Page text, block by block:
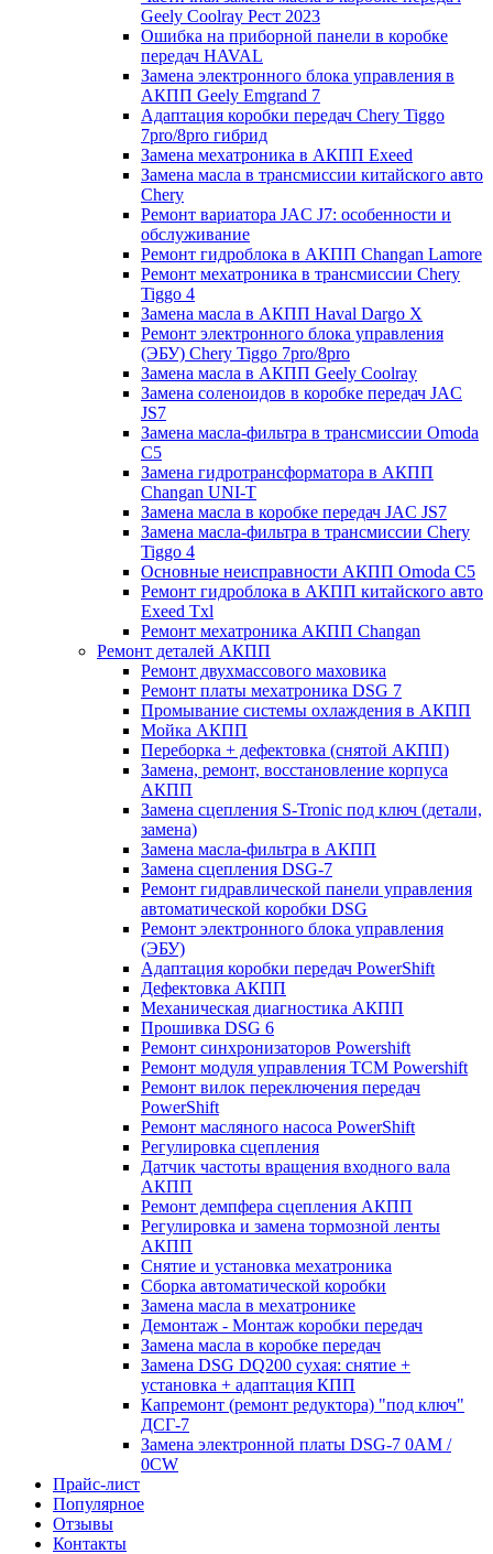
Geely Coolray Pест 2023
Ошибка на приборной панели в коробке
передач HAVAL
Замена электронного блока управления в
АКПП Geely Emgrand 7
Адаптация коробки передач Chery Tiggo
7pro/8pro гибрид
Замена мехатроника в АКПП Exeed
Замена масла в трансмиссии китайского авто
Chery
Ремонт вариатора JAC J7: особенности и
обслуживание
Ремонт гидроблока в АКПП Changan Lamore
Ремонт мехатроника в трансмиссии Chery
Tiggo 4
Замена масла в АКПП Haval Dargo X
Ремонт электронного блока управления
(ЭБУ) Chery Tiggo 7pro/8pro
Замена масла в АКПП Geely Coolray
Замена соленоидов в коробке передач JAC
JS7
Замена масла-фильтра в трансмиссии Omoda
C5
Замена гидротрансформатора в АКПП
Changan UNI-T
Замена масла в коробке передач JAC JS7
Замена масла-фильтра в трансмиссии Chery
Tiggo 4
Основные неисправности АКПП Omoda C5
Ремонт гидроблока в АКПП китайского авто
Exeed Txl
Ремонт мехатроника АКПП Changan
Ремонт деталей АКПП
Ремонт двухмассового маховика
Ремонт платы мехатроника DSG 7
Промывание системы охлаждения в АКПП
Мойка АКПП
Переборка + дефектовка (снятой АКПП)
Замена, ремонт, восстановление корпуса
АКПП
Замена сцепления S-Tronic под ключ (детали,
замена)
Замена масла-фильтра в АКПП
Замена сцепления DSG-7
Ремонт гидравлической панели управления
автоматической коробки DSG
Ремонт электронного блока управления
(ЭБУ)
Адаптация коробки передач PowerShift
Дефектовка АКПП
Механическая диагностика АКПП
Прошивка DSG 6
Ремонт синхронизаторов Powershift
Ремонт модуля управления TCM Powershift
Ремонт вилок переключения передач
PowerShift
Ремонт масляного насоса PowerShift
Регулировка сцепления
Датчик частоты вращения входного вала
АКПП
Ремонт демпфера сцепления АКПП
Регулировка и замена тормозной ленты
АКПП
Снятие и установка мехатроника
Сборка автоматической коробки
Замена масла в мехатронике
Демонтаж - Монтаж коробки передач
Замена масла в коробке передач
Замена DSG DQ200 сухая: снятие +
установка + адаптация КПП
Капремонт (ремонт редуктора) "под ключ"
ДСГ-7
Замена электронной платы DSG-7 0AM /
0CW
Прайс-лист
Популярное
Отзывы
Контакты